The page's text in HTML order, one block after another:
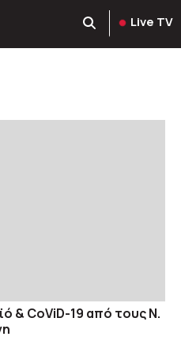
Live TV
& CoViD-19 από τους Ν.